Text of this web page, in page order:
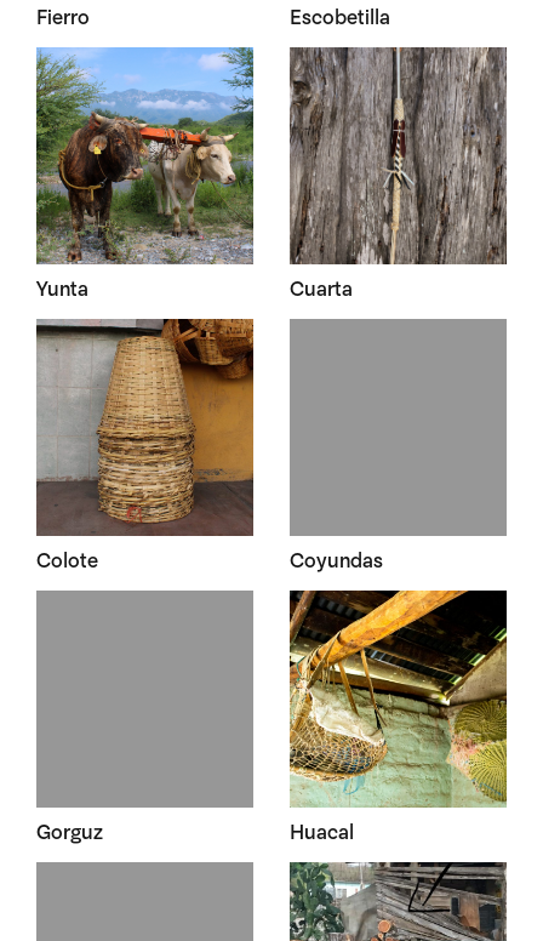
Fierro Escobetilla
Yunta Cuarta
Colote Coyundas
Gorguz Huacal